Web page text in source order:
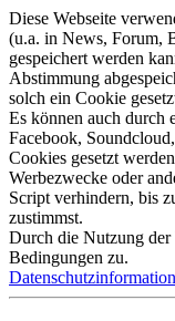
Diese Webseite
(u.a. in News, Forum,
gespeichert werden
Abstimmung
solch ein Cookie
Es können auch durch
Facebook,
Cookies gesetzt
Werbezwecke oder
Script verhindern, bis
zustimmst.
Durch die Nutzung der
Bedingungen zu.